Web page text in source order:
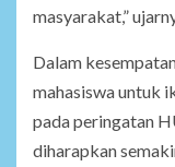
masyarakat,”
Dalam
mahasiswa untuk
pada peringatan
diharapkan